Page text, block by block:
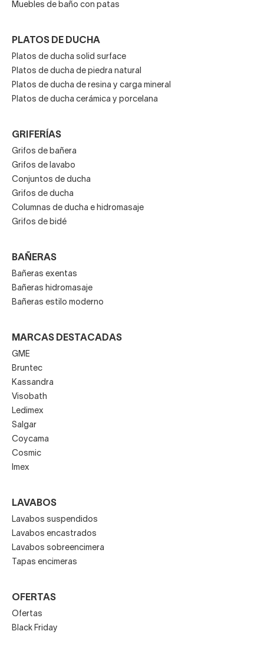
Muebles de baño con patas
PLATOS DE DUCHA
Platos de ducha solid surface
Platos de ducha de piedra natural
Platos de ducha de resina y carga mineral
Platos de ducha cerámica y porcelana
GRIFERÍAS
Grifos de bañera
Grifos de lavabo
Conjuntos de ducha
Grifos de ducha
Columnas de ducha e hidromasaje
Grifos de bidé
BAÑERAS
Bañeras exentas
Bañeras hidromasaje
Bañeras estilo moderno
MARCAS DESTACADAS
GME
Bruntec
Kassandra
Visobath
Ledimex
Salgar
Coycama
Cosmic
Imex
LAVABOS
Lavabos suspendidos
Lavabos encastrados
Lavabos sobreencimera
Tapas encimeras
OFERTAS
Ofertas
Black Friday